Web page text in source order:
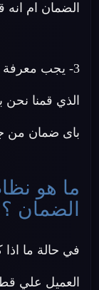
الضمان ام انه
3- يجب
الذي قمنا
باى ضمان من
ما هو
الضمان ؟
في حالة ما
العميل علي